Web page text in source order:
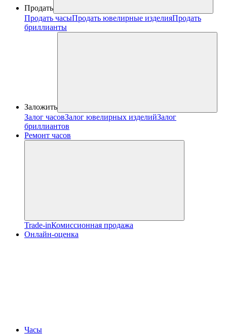
Продать
Продать часыПродать ювелирные изделияПродать
бриллианты
Заложить
Залог часовЗалог ювелирных изделийЗалог
бриллиантов
Ремонт часов
Trade-inКомиссионная продажа
Онлайн-оценка
Часы